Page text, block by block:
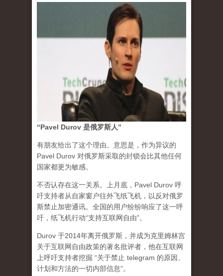
“Pavel Durov 是俄罗斯人”
有朋友给出了这个理由。意思是，作为异议的
Pavel Durov 对俄罗斯采取的封锁会比其他任何
国家都更为敏感。
不否认存在这一关系。上月底，Pavel Durov 呼
吁支持者从自家窗户往外飞纸飞机，以反对俄罗
斯禁止加密通讯。全国的用户纷纷响应了这一呼
吁，纸飞机行动“支持互联网自由”。
Durov 于2014年离开俄罗斯，并成为克里姆林宫
关于互联网自由政策的著名批评者，他在互联网
上呼吁支持者挖掘 “关于禁止 telegram 的原因、
计划和方法的一切内部信息”。